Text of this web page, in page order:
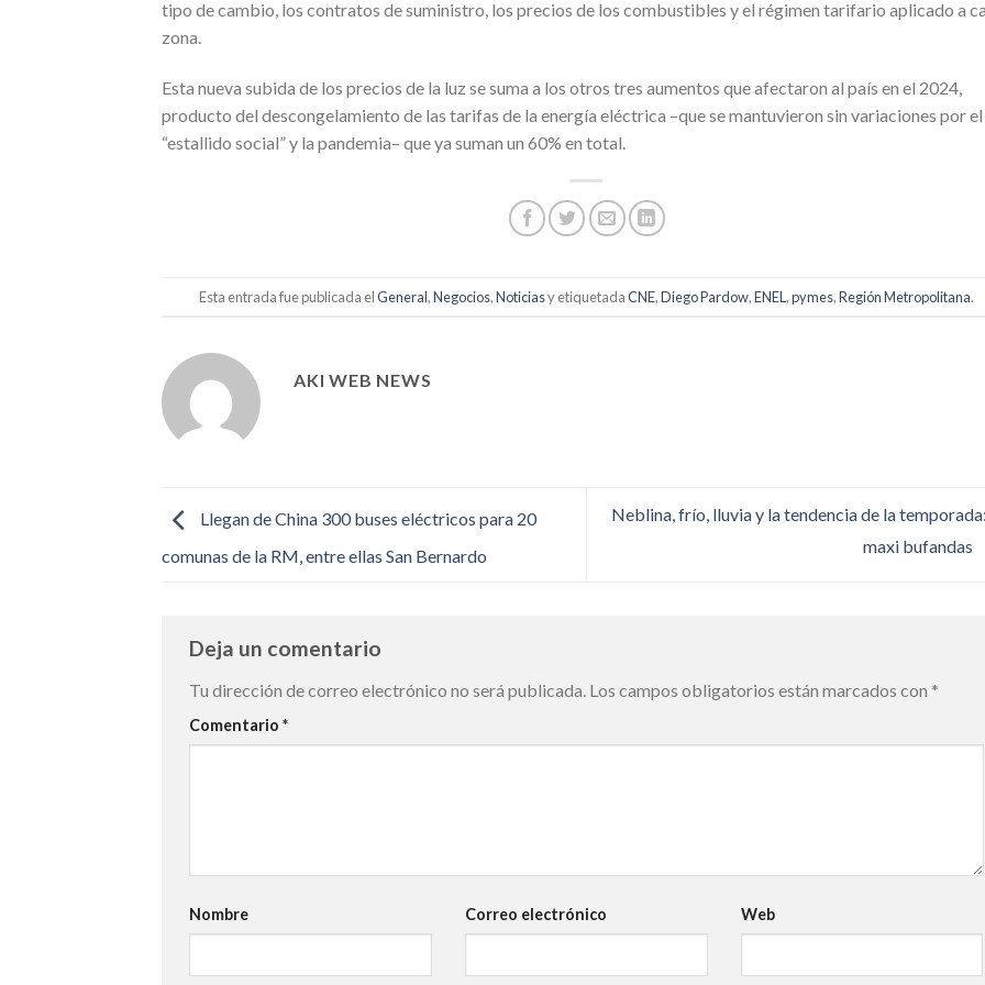
tipo de cambio, los contratos de suministro, los precios de los combustibles y el régimen tarifario aplicado a
zona.
Esta nueva subida de los precios de la luz se suma a los otros tres aumentos que afectaron al país en el 2024,
producto del descongelamiento de las tarifas de la energía eléctrica –que se mantuvieron sin variaciones por el
“estallido social” y la pandemia– que ya suman un 60% en total.
Esta entrada fue publicada elGeneral,Negocios,Noticiasy etiquetadaCNE,Diego Pardow,ENEL ,pymes,Región Metropolitana.
AKI WEB NEWS
Llegan de China 300 buses eléctricos para 20
comunas de la RM, entre ellas San Bernardo
Neblina, frío, lluvia y la tendencia de la
maxi bufandas
Deja un comentario
Tu dirección de correo electrónico no será publicada. Los campos obligatorios están marcados con *
Comentario *
Nombre Correo electrónico Web